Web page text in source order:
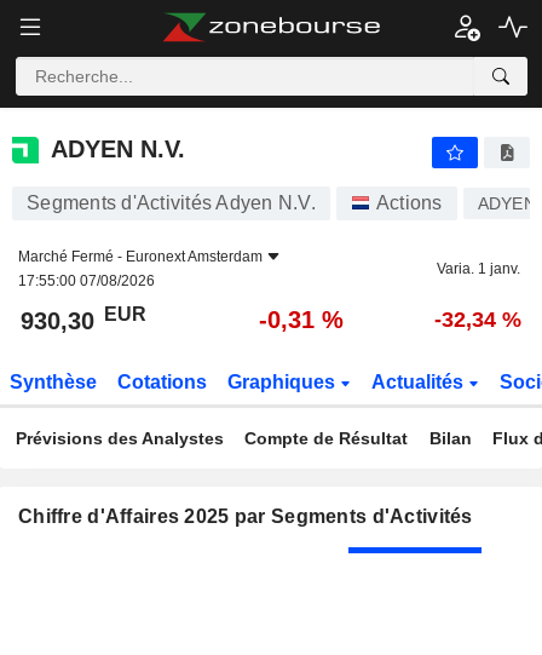
ADYEN N.V.
ADYEN N.V.
Segments d'Activités Adyen N.V. Actions ADYEN
Marché Fermé - Euronext Amsterdam
17:55:00 07/08/2026
Varia. 1 janv.
930,30 EUR -0,31 % -32,34 %
Synthèse Cotations Graphiques Actualités
Prévisions des Analystes Compte de Résultat Bilan Flux
Chiffre d'Affaires 2025 par Segments d'Activités